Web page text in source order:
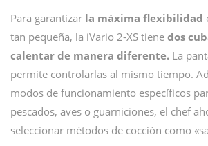
Para garantizar la máxima flexibilidad
tan pequeña, la iVario 2-XS tiene dos
calentar de manera diferente. La
permite controlarlas al mismo tiempo.
modos de funcionamiento específicos
pescados, aves o guarniciones, el chef
seleccionar métodos de cocción como